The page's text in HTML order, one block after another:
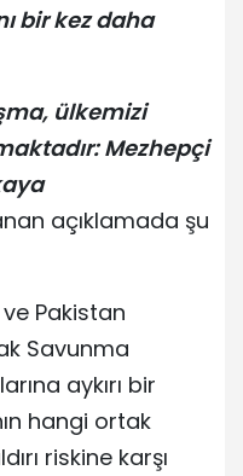
bir kez daha
ülkemizi
Mezhepçi
açıklamada şu
Pakistan
Savunma
aykırı bir
hangi ortak
riskine karşı